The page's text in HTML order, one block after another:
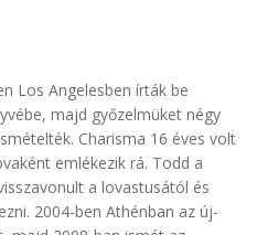
Los Angelesben írták be
majd győzelmüket négy
Charisma 16 éves volt
emlékezik rá. Todd a
a lovastusától és
2004-ben Athénban az új-